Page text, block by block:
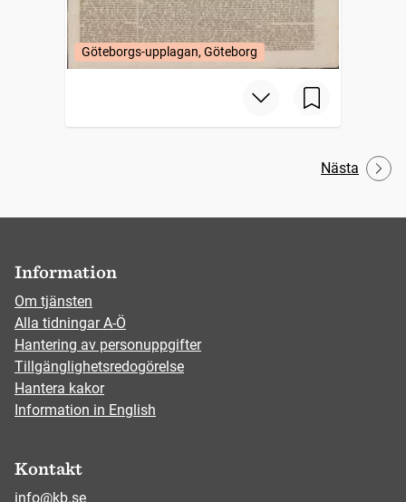
Göteborgs-upplagan, Göteborg
Nästa
Information
Om tjänsten
Alla tidningar A-Ö
Hantering av personuppgifter
Tillgänglighetsredogörelse
Hantera kakor
Information in English
Kontakt
info@kb.se